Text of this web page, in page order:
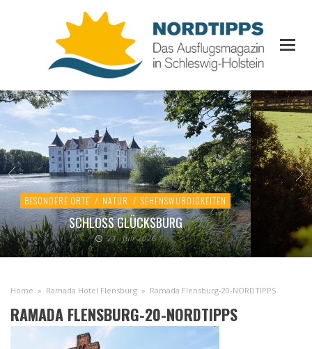
BESONDERE ORTE / NATUR / SEHENSWÜRDIGKEITEN
SCHLOSS GLÜCKSBURG
21. Juli 2026
Home » Ramada Hotel Flensburg » Ramada Flensburg-20-NORDTIPPS
RAMADA FLENSBURG-20-NORDTIPPS